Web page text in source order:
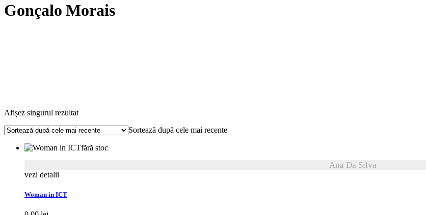
Gonçalo Morais
Afișez singurul rezultat
Sortează după cele mai recente
fără stoc
Ana Da Silva
vezi detalii
Woman in ICT